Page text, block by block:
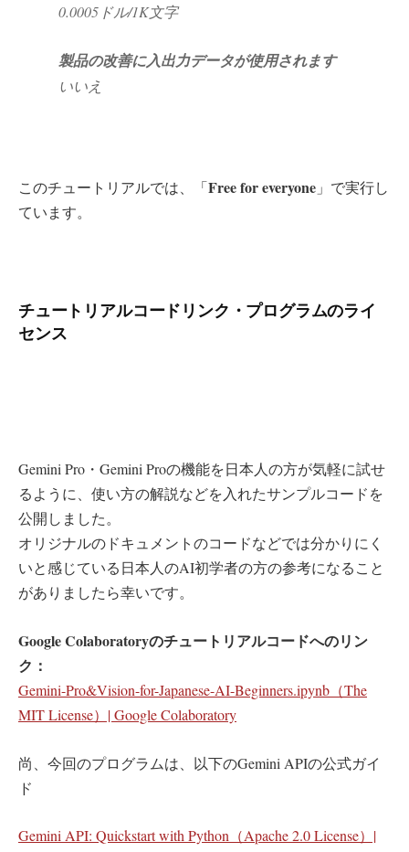
0.0005ドル/1K文字
製品の改善に入出力データが使用されます
いいえ
このチュートリアルでは、「Free for everyone 」で実行し
ています。
チュートリアルコードリンク・プログラムのライ
センス
Gemini Pro・Gemini Proの機能を日本人の方が気軽に試せ
るように、使い方の解説などを入れたサンプルコードを
公開しました。
オリジナルのドキュメントのコードなどでは分かりにく
いと感じている日本人のAI初学者の方の参考になること
がありましたら幸いです。
Google Colaboratoryのチュートリアルコードへのリン
ク：
Gemini-Pro&Vision-for-Japanese-AI-Beginners.ipynb（The
MIT License）| Google Colaboratory
尚、今回のプログラムは、以下のGemini APIの公式ガイ
ド
Gemini API: Quickstart with Python（Apache 2.0 License）|